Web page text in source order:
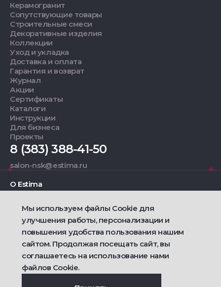
Керамогранит
Сопутствующие товары
Строительные смеси
Декоративные изделия
Коллекции
Уход и укладка
Доставка и оплата
Гарантия и возврат
Журнал
Акции
Сертификаты
Каталоги
Инструкции
Для бизнеса
Проекты
8 (383) 388-41-50
salon-nsk@estima.ru
О Estima
Дизайнерам
Фирменные салоны
2021 — 2026 © Estima
Политика конфиденциальности
Договор публичной оферты о продаже товаров
Мы используем файлы Cookie для
улучшения работы, персонализации и
повышения удобства пользования нашим
сайтом. Продолжая посещать сайт, вы
соглашаетесь на использование нами
файлов Cookie.